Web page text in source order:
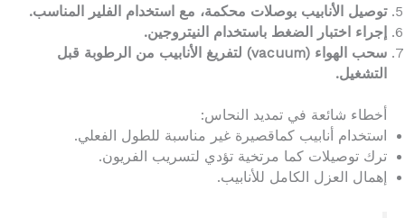
توصيل الأنابيب بوصلات محكمة، مع استخدام الفلير المناسب.
إجراء اختبار الضغط باستخدام النيتروجين.
سحب الهواء (vacuum) لتفريغ الأنابيب من الرطوبة قبل
التشغيل.
أخطاء شائعة في تمديد النحاس:
استخدام أنابيب كماقصيرة غير مناسبة للطول الفعلي.
ترك توصيلات كما مرتخية تؤدي لتسريب الفريون.
إهمال العزل الكامل للأنابيب.